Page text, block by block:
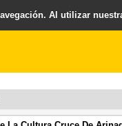
Al utilizar